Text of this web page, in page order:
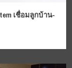
เชื่อมลูกบ้าน-